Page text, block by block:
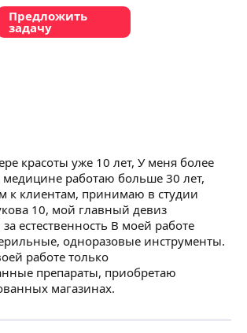
Предложить
задачу
красоты уже 10 лет, У меня более
работаю больше 30 лет,
к клиентам, принимаю в студии
10, мой главный девиз
естественность В моей работе
одноразовые инструменты.
работе только
препараты, приобретаю
магазинах.